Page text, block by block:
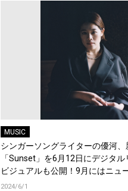
MUSIC
シンガーソングライターの優河、
「Sunset」を6月12日にデジタ
ビジュアルも公開！9月にはニュ
発売も決定！
2024/6/1